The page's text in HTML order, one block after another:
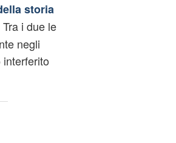
storia
i due le
negli